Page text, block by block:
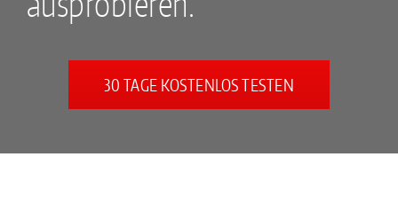
30 TAGE KOSTENLOS TESTEN